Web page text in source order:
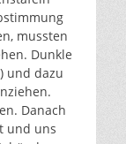
mussten
Dunkle
und dazu
Danach
und uns